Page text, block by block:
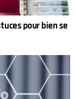
pour bien se